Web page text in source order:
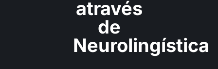
através
de
Neurolingística